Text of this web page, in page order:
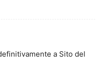
a Sito del